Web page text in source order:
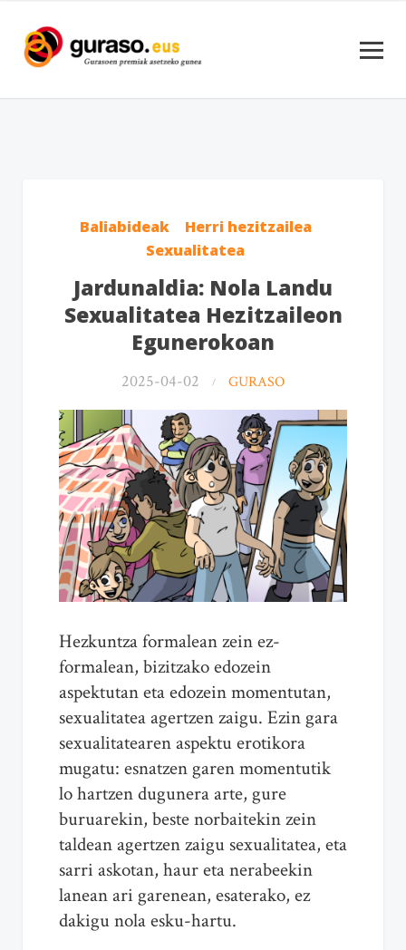
Baliabideak
Herri hezitzailea
Sexualitatea
Jardunaldia: Nola Landu
Sexualitatea Hezitzaileon
Egunerokoan
2025-04-02 GURASO
Hezkuntza formalean zein ez-
formalean, bizitzako edozein
aspektutan eta edozein momentutan,
sexualitatea agertzen zaigu. Ezin gara
sexualitatearen aspektu erotikora
mugatu: esnatzen garen momentutik
lo hartzen dugunera arte, gure
buruarekin, beste norbaitekin zein
taldean agertzen zaigu sexualitatea, eta
sarri askotan, haur eta nerabeekin
lanean ari garenean, esaterako, ez
dakigu nola esku-hartu.